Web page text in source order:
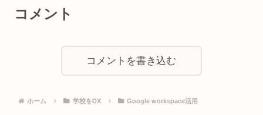
コメント
コメントを書き込む
ホーム 学校をDX Google workspace活用